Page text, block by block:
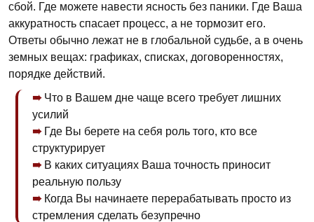
сбой. Где можете навести ясность без паники. Где Ваша
аккуратность спасает процесс, а не тормозит его.
Ответы обычно лежат не в глобальной судьбе, а в очень
земных вещах: графиках, списках, договоренностях,
порядке действий.
Что в Вашем дне чаще всего требует лишних
усилий
Где Вы берете на себя роль того, кто все
структурирует
В каких ситуациях Ваша точность приносит
реальную пользу
Когда Вы начинаете перерабатывать просто из
стремления сделать безупречно